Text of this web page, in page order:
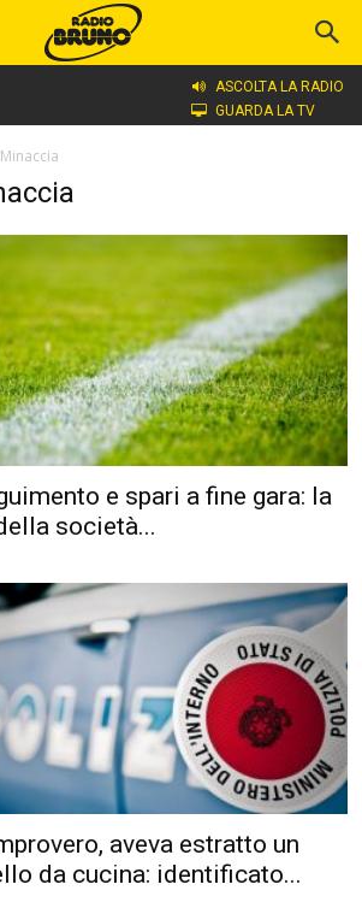
ASCOLTA LA RADIO
GUARDA LA TV
Minaccia
e spari a fine gara: la
società...
aveva estratto un
da cucina: identificato...